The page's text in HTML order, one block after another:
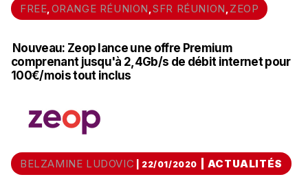
FREE ORANGE RÉUNION ,SFR RÉUNION ZEOP
Nouveau: Zeop lance une offre Premium
comprenant jusqu'à 2,4Gb/s de débit internet pour
100€/mois tout inclus
BELZAMINE LUDOVIC | 22/01/2020 ACTUALITÉS